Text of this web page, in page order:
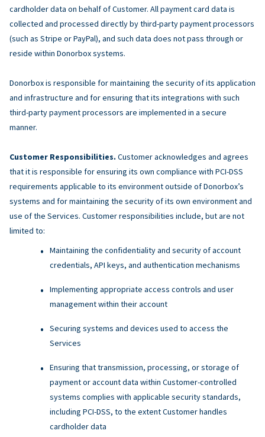
cardholder data on behalf of Customer. All payment card data is
collected and processed directly by third-party payment processors
(such as Stripe or PayPal), and such data does not pass through or
reside within Donorbox systems.
Donorbox is responsible for maintaining the security of its application
and infrastructure and for ensuring that its integrations with such
third-party payment processors are implemented in a secure
manner.
Customer Responsibilities. Customer acknowledges and agrees
that it is responsible for ensuring its own compliance with PCI-DSS
requirements applicable to its environment outside of Donorbox’s
systems and for maintaining the security of its own environment and
use of the Services. Customer responsibilities include, but are not
limited to:
Maintaining the confidentiality and security of account
credentials, API keys, and authentication mechanisms
Implementing appropriate access controls and user
management within their account
Securing systems and devices used to access the
Services
Ensuring that transmission, processing, or storage of
payment or account data within Customer-controlled
systems complies with applicable security standards,
including PCI-DSS, to the extent Customer handles
cardholder data